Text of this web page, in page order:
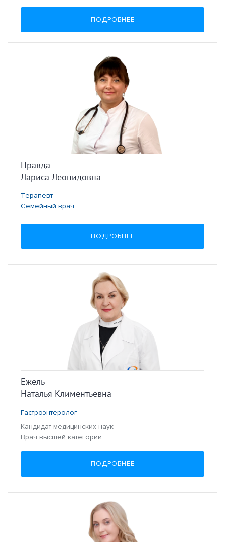
ПОДРОБНЕЕ
Правда
Лариса Леонидовна
Терапевт
Семейный врач
ПОДРОБНЕЕ
Ежель
Наталья Климентьевна
Гастроэнтеролог
Кандидат медицинских наук
Врач высшей категории
ПОДРОБНЕЕ